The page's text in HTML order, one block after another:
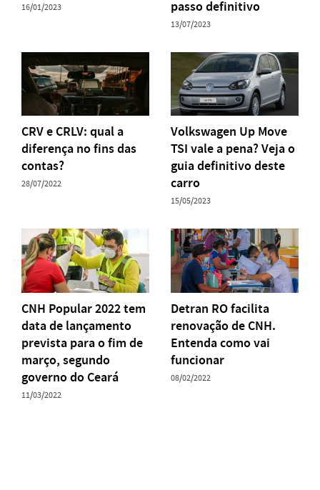
16/01/2023
passo definitivo
13/07/2023
CRV e CRLV: qual a
diferença no fins das
contas?
28/07/2022
Volkswagen Up Move
TSI vale a pena? Veja o
guia definitivo deste
carro
15/05/2023
CNH Popular 2022 tem
data de lançamento
prevista para o fim de
março, segundo
governo do Ceará
11/03/2022
Detran RO facilita
renovação de CNH.
Entenda como vai
funcionar
08/02/2022